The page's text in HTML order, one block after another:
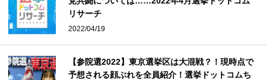
リサーチ
2022/04/19
【参院選2022】東京選挙区は大混戦？！現時点で
予想される顔ぶれを全員紹介！選挙ドットコムち